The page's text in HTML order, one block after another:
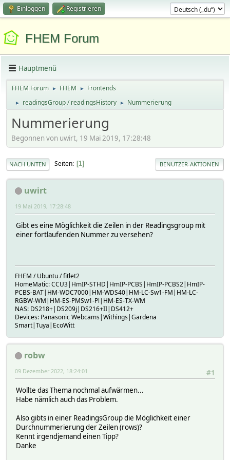
Einloggen Registrieren
FHEM Forum
Hauptmenü
FHEM Forum ► FHEM ► Frontends
► readingsGroup / readingsHistory ► Nummerierung
Nummerierung
Begonnen von uwirt, 19 Mai 2019, 17:28:48
NACH UNTEN Seiten 1 BENUTZER-AKTIONEN
uwirt
19 Mai 2019, 17:28:48
Gibt es eine Möglichkeit die Zeilen in der Readingsgroup mit
einer fortlaufenden Nummer zu versehen?
FHEM / Ubuntu / fitlet2
HomeMatic: CCU3|HmIP-STHD|HmIP-PCBS|HmIP-PCBS2|HmIP-
PCBS-BAT|HM-WDC7000|HM-WDS40|HM-LC-Sw1-FM|HM-LC-
RGBW-WM|HM-ES-PMSw1-Pl|HM-ES-TX-WM
NAS: DS218+|DS209j|DS216+II|DS412+
Devices: Panasonic Webcams|Withings|Gardena
Smart|Tuya|EcoWitt
robw
#1
09 Dezember 2022, 18:24:01
Wollte das Thema nochmal aufwärmen...
Habe nämlich auch das Problem.
Also gibts in einer ReadingsGroup die Möglichkeit einer
Durchnummerierung der Zeilen (rows)?
Kennt irgendjemand einen Tipp?
Danke